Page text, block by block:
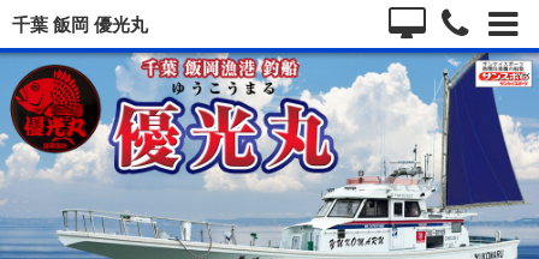
千葉 飯岡 優光丸